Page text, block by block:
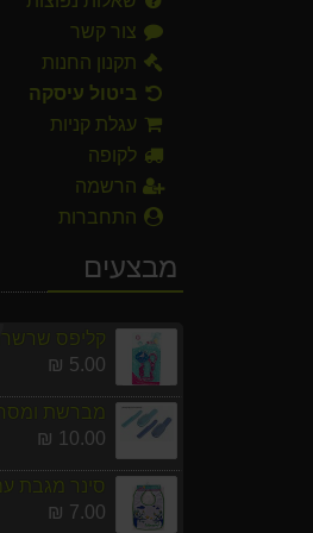
צור קשר
תקנון החנות
ביטול עיסקה
עגלת קניות
לקופה
הרשמה
התחברות
מבצעים
11.00 ₪
שקית שתן עם
10.00 ₪
127.00 ₪
קליפס
5.00 ₪
10.00 ₪
סינר מגבת
7.00 ₪